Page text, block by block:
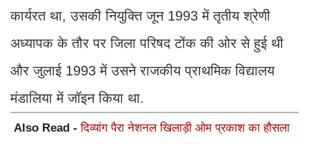
कार्यरत था, उसकी नियुक्ति जून 1993 में तृतीय श्रेणी
अध्यापक के तौर पर जिला परिषद टोंक की ओर से हुई थी
और जुलाई 1993 में उसने राजकीय प्राथमिक विद्यालय
मंडालिया में जॉइन किया था.
Also Read -दिव्यांग पैरा नेशनल खिलाड़ी ओम प्रकाश का हौसला